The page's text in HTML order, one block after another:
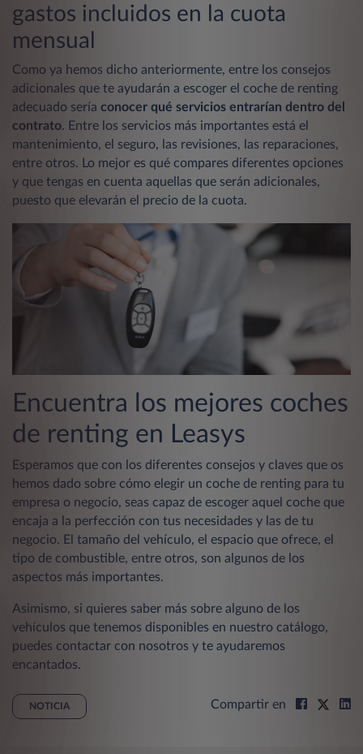
gastos incluidos en la cuota
mensual
Como ya hemos dicho anteriormente, entre los consejos
adicionales que te ayudarán a escoger el coche de renting
adecuado sería conocer qué servicios entrarían dentro del
contrato. Entre los servicios más importantes está el
mantenimiento, el seguro, las revisiones, las reparaciones,
entre otros. Lo mejor es qué compares diferentes opciones
y que tengas en cuenta aquellas que serán adicionales,
puesto que elevarán el precio de la cuota.
Encuentra los mejores coches
de renting en Leasys
Esperamos que con los diferentes consejos y claves que os
hemos dado sobre cómo elegir un coche de renting para tu
empresa o negocio, seas capaz de escoger aquel coche que
encaja a la perfección con tus necesidades y las de tu
negocio. El tamaño del vehículo, el espacio que ofrece, el
tipo de combustible, entre otros, son algunos de los
aspectos más importantes.
Asimismo, si quieres saber más sobre alguno de los
vehículos que tenemos disponibles en nuestro catálogo,
puedes contactar con nosotros y te ayudaremos
encantados.
NOTICIA Compartir en